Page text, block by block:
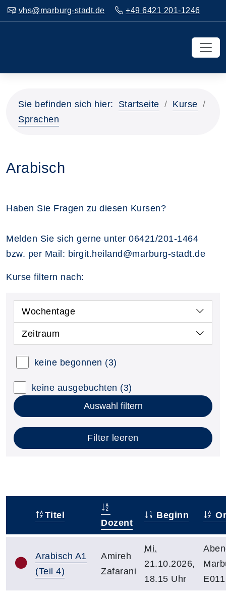
vhs@marburg-stadt.de +49 6421 201-1246
Sie befinden sich hier: Startseite
Kurse
Sprachen
Arabisch
Haben Sie Fragen zu diesen Kursen?
Melden Sie sich gerne unter 06421/201-1464
bzw. per Mail: birgit.heiland@marburg-stadt.de
Kurse filtern nach:
Wochentage
Zeitraum
keine begonnen (3)
keine ausgebuchten (3)
Auswahl filtern
Filter leeren
Titel
Dozent
Beginn
Arabisch A1
(Teil 4)
Amireh
Zafarani
Mi.
21.10.2026,
18.15 Uhr
E011